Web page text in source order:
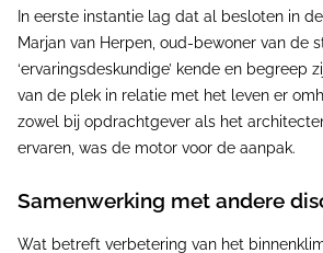
In eerste instantie lag dat al besloten in
Marjan van Herpen, oud-bewoner van de
‘ervaringsdeskundige’ kende en begreep
van de plek in relatie met het leven er
zowel bij opdrachtgever als het
ervaren, was de motor voor de aanpak.
Samenwerking met andere
Wat betreft verbetering van het